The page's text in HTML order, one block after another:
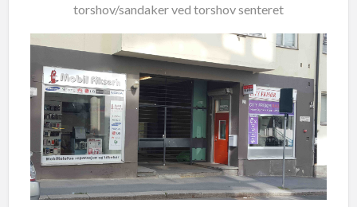
torshov/sandaker ved torshov senteret